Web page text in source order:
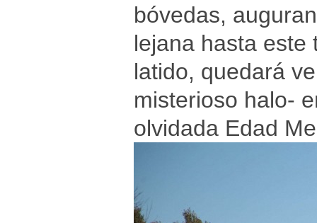
bóvedas,
lejana hasta este
latido, quedará
misterioso halo-
olvidada Edad